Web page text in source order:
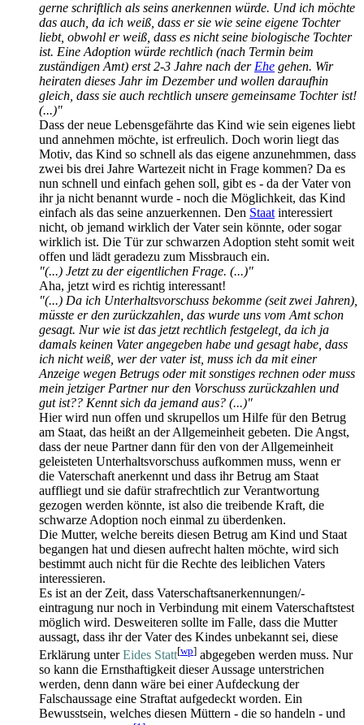
gerne schriftlich als seins anerkennen würde. Und ich möchte
das auch, da ich weiß, dass er sie wie seine eigene Tochter
liebt, obwohl er weiß, dass es nicht seine biologische Tochter
ist. Eine Adoption würde rechtlich (nach Termin beim
zuständigen Amt) erst 2-3 Jahre nach der Ehe gehen. Wir
heiraten dieses Jahr im Dezember und wollen daraufhin
gleich, dass sie auch rechtlich unsere gemeinsame Tochter ist!
(...)"
Dass der neue Lebensgefährte das Kind wie sein eigenes liebt
und annehmen möchte, ist erfreulich. Doch worin liegt das
Motiv, das Kind so schnell als das eigene anzunehmmen, dass
zwei bis drei Jahre Wartezeit nicht in Frage kommen? Da es
nun schnell und einfach gehen soll, gibt es - da der Vater von
ihr ja nicht benannt wurde - noch die Möglichkeit, das Kind
einfach als das seine anzuerkennen. Den Staat interessiert
nicht, ob jemand wirklich der Vater sein könnte, oder sogar
wirklich ist. Die Tür zur schwarzen Adoption steht somit weit
offen und lädt geradezu zum Missbrauch ein.
"(...) Jetzt zu der eigentlichen Frage. (...)"
Aha, jetzt wird es richtig interessant!
"(...) Da ich Unterhaltsvorschuss bekomme (seit zwei Jahren),
müsste er den zurückzahlen, das wurde uns vom Amt schon
gesagt. Nur wie ist das jetzt rechtlich festgelegt, da ich ja
damals keinen Vater angegeben habe und gesagt habe, dass
ich nicht weiß, wer der vater ist, muss ich da mit einer
Anzeige wegen Betrugs oder mit sonstiges rechnen oder muss
mein jetziger Partner nur den Vorschuss zurückzahlen und
gut ist?? Kennt sich da jemand aus? (...)"
Hier wird nun offen und skrupellos um Hilfe für den Betrug
am Staat, das heißt an der Allgemeinheit gebeten. Die Angst,
dass der neue Partner dann für den von der Allgemeinheit
geleisteten Unterhaltsvorschuss aufkommen muss, wenn er
die Vaterschaft anerkennt und dass ihr Betrug am Staat
auffliegt und sie dafür strafrechtlich zur Verantwortung
gezogen werden könnte, ist also die treibende Kraft, die
schwarze Adoption noch einmal zu überdenken.
Die Mutter, welche bereits diesen Betrug am Kind und Staat
begangen hat und diesen aufrecht halten möchte, wird sich
bestimmt auch nicht für die Rechte des leiblichen Vaters
interessieren.
Es ist an der Zeit, dass Vaterschaftsanerkennungen/-
eintragung nur noch in Verbindung mit einem Vaterschaftstest
möglich wird. Desweiteren sollte im Falle, dass die Mutter
aussagt, dass ihr der Vater des Kindes unbekannt sei, diese
Erklärung unterEides Statt[wp] abgegeben werden muss. Nur
so kann die Ernsthaftigkeit dieser Aussage unterstrichen
werden, denn dann wäre bei einer Aufdeckung der
Falschaussage eine Straftat aufgedeckt worden. Ein
Bewusstsein, welches diesen Müttern - die so handeln - und